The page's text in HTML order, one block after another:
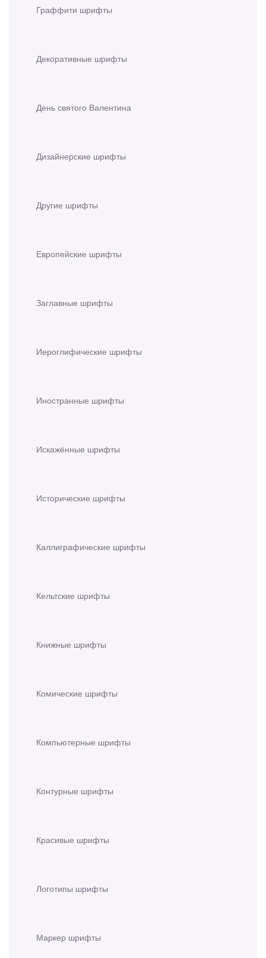
Граффити шрифты
Декоративные шрифты
День святого Валентина
Дизайнерские шрифты
Другие шрифты
Европейские шрифты
Заглавные шрифты
Иероглифические шрифты
Иностранные шрифты
Искажённые шрифты
Исторические шрифты
Каллиграфические шрифты
Кельтские шрифты
Книжные шрифты
Комические шрифты
Компьютерные шрифты
Контурные шрифты
Красивые шрифты
Логотипы шрифты
Маркер шрифты